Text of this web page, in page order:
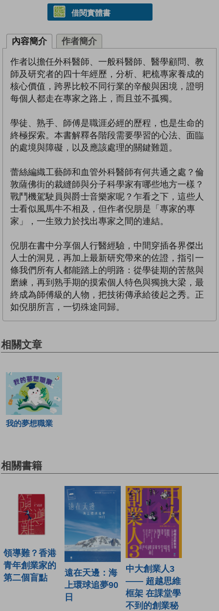
借閱實體書
內容簡介 作者簡介
作者以擔任外科醫師、一般科醫師、醫學顧問、教
師及研究者的四十年經歷，分析、耙梳專家養成的
核心價值，跨界比較不同行業的辛酸與困境，證明
每個人都走在專家之路上，而且並不孤獨。
學徒、熟手、師傅是職涯必經的歷程，也是生命的
終極探索。本書解釋各階段需要學習的心法、面臨
的處境與障礙，以及應該處理的關鍵難題。
蕾絲編織工藝師和血管外科醫師有何共通之處？倫
敦薩佛街的裁縫師與分子科學家有哪些地方一樣？
戰鬥機駕駛員與爵士音樂家呢？乍看之下，這些人
士看似風馬牛不相及，但作者倪朋是「專家的專
家」，一生致力於找出專家之間的連結。
倪朋在書中分享個人行醫經驗，中間穿插各界傑出
人士的洞見，再加上最新研究帶來的佐證，指引一
條我們所有人都能踏上的明路：從學徒期的苦熬與
磨練，再到熟手期的摸索個人特色與獨挑大梁，最
終成為師傅級的人物，把技術傳承給後起之秀。正
如倪朋所言，一切殊途同歸。
相關文章
我的夢想職業
相關書籍
領導難？香港
青年創業家的
第二個盲點
遠在天邊：海
上環球追夢90
日
中大創業人3
—— 超越思維
框架 在課堂學
不到的創業秘